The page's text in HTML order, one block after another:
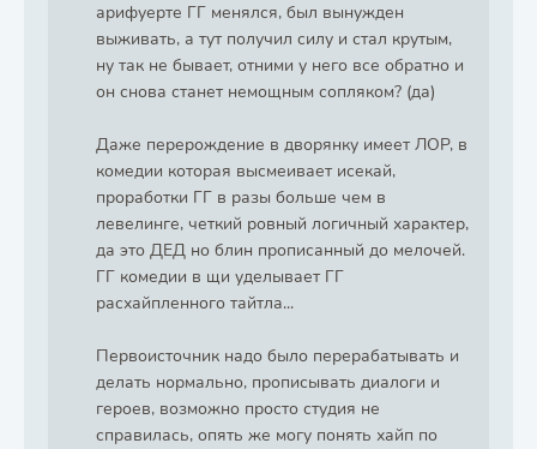
арифуерте ГГ менялся, был вынужден
выживать, а тут получил силу и стал крутым,
ну так не бывает, отними у него все обратно и
он снова станет немощным сопляком? (да)
Даже перерождение в дворянку имеет ЛОР, в
комедии которая высмеивает исекай,
проработки ГГ в разы больше чем в
левелинге, четкий ровный логичный характер,
да это ДЕД но блин прописанный до мелочей.
ГГ комедии в щи уделывает ГГ
расхайпленного тайтла...
Первоисточник надо было перерабатывать и
делать нормально, прописывать диалоги и
героев, возможно просто студия не
справилась, опять же могу понять хайп по